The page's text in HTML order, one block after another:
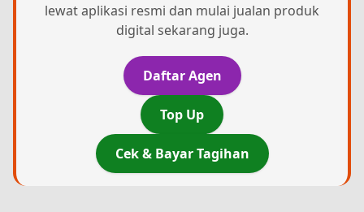
lewat aplikasi resmi dan mulai jualan produk
digital sekarang juga.
Daftar Agen
Top Up
Cek & Bayar Tagihan